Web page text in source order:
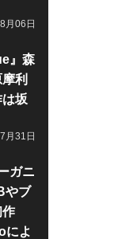
月06日
』森
利
坂
月31日
ガニ
やブ
作
によ